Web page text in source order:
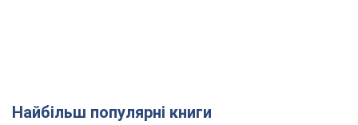
Найбільш популярні книги